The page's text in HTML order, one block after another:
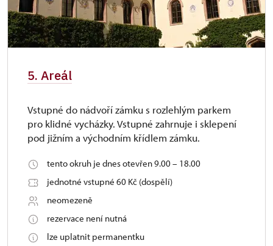
5. Areál
Vstupné do nádvoří zámku s rozlehlým parkem
pro klidné vycházky. Vstupné zahrnuje i sklepení
pod jižním a východním křídlem zámku.
tento okruh je dnes otevřen 9.00 – 18.00
jednotné vstupné 60 Kč (dospělí)
neomezeně
rezervace není nutná
lze uplatnit permanentku